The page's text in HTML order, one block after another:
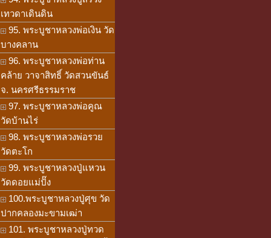
เทวดาเดินดิน
95. พระบูชาหลวงพ่อเงิน วัด
บางคลาน
96. พระบูชาหลวงพ่อท่าน
คล้าย วาจาสิทธิ์ วัดสวนขันธ์
จ. นครศรีธรรมราช
97. พระบูชาหลวงพ่อคูณ
วัดบ้านไร่
98. พระบูชาหลวงพ่อรวย
วัดตะโก
99. พระบูชาหลวงปู่แหวน
วัดดอยแม่ปั๊ง
100.พระบูชาหลวงปู่ศุข วัด
ปากคลองมะขามเฒ่า
101. พระบูชาหลวงปู่ทวด